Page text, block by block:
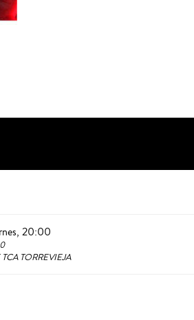
20:00
TCA TORREVIEJA